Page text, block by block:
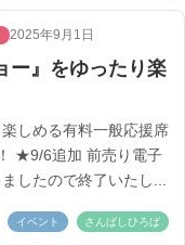
2025年9月1日
ー』をゆったり楽
しめる有料一般応援席
★9/6追加 前売り電子
したので終了いたし...
イベント さんばしひろば